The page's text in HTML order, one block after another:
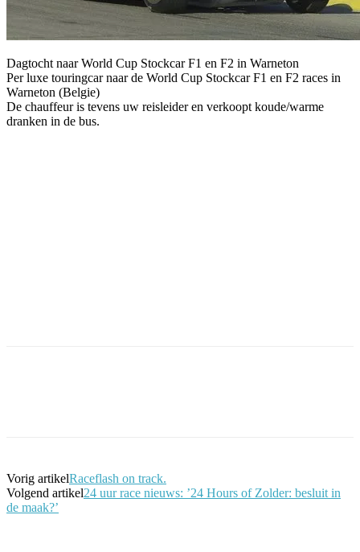
Dagtocht naar World Cup Stockcar F1 en F2 in Warneton
Per luxe touringcar naar de World Cup Stockcar F1 en F2 races in
Warneton (Belgie)
De chauffeur is tevens uw reisleider en verkoopt koude/warme
dranken in de bus.
Vorig artikelRaceflash on track.
Volgend artikel24 uur race nieuws: ’24 Hours of Zolder: besluit in
de maak?’